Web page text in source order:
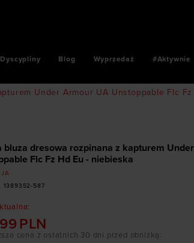
Dyscypliny Blog Wyprzedaż #Aktywnie
Under Armour UA Unstoppable Flc
bluza dresowa rozpinana z kapturem
Flc Fz Hd Eu - niebieska
1389352-587
:
PLN
cena z ostatnich 30 dni przed obniżką: